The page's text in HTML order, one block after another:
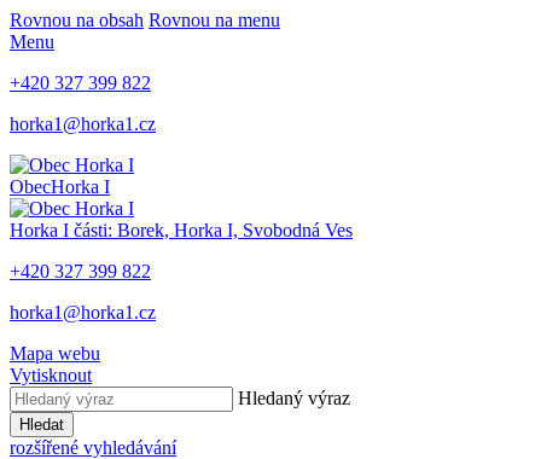
Rovnou na obsah Rovnou na menu
Menu
+420 327 399 822
horka1@horka1.cz
ObecHorka I
Horka I části: Borek, Horka I, Svobodná Ves
+420 327 399 822
horka1@horka1.cz
Mapa webu
Vytisknout
Hledaný výraz
Hledat
rozšířené vyhledávání